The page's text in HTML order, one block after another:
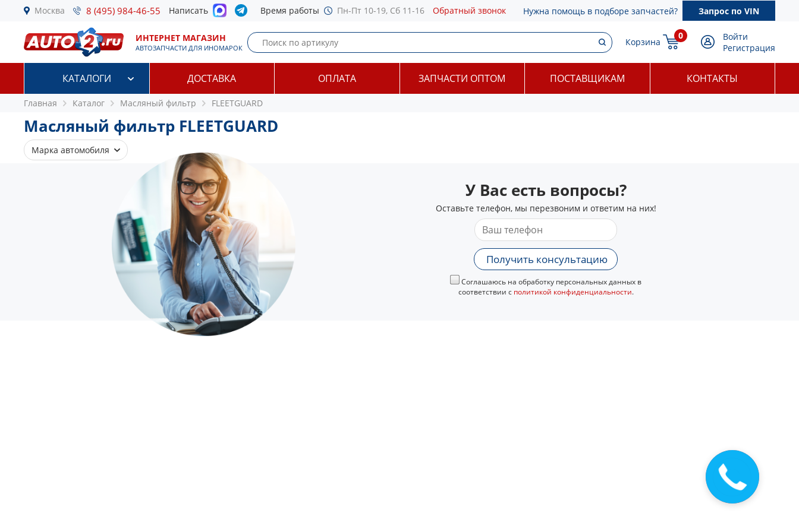
Москва 8 (495) 984-46-55 Написать Время работы Пн-Пт 10-19, Сб 11-16 Обратный звонок Нужна помощь в подборе запчастей? Запрос по VIN
ИНТЕРНЕТ МАГАЗИН
АВТОЗАПЧАСТИ ДЛЯ ИНОМАРОК
Корзина
0
Войти
Регистрация
КАТАЛОГИ ДОСТАВКА ОПЛАТА ЗАПЧАСТИ ОПТОМ ПОСТАВЩИКАМ КОНТАКТЫ
Главная Каталог Масляный фильтр FLEETGUARD
Масляный фильтр FLEETGUARD
Марка автомобиля
У Вас есть вопросы?
Оставьте телефон, мы перезвоним и ответим на них!
Получить консультацию
Соглашаюсь на обработку персональных данных в
соответствии с политикой конфиденциальности.
Закажите
звонок